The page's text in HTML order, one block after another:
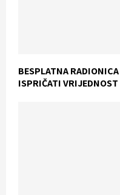
BESPLATNA
ISPRIČATI